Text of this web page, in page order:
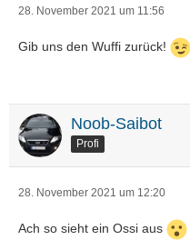
28. November 2021 um 11:56
Gib uns den Wuffi zurück!
Noob-Saibot
Profi
28. November 2021 um 12:20
Ach so sieht ein Ossi aus